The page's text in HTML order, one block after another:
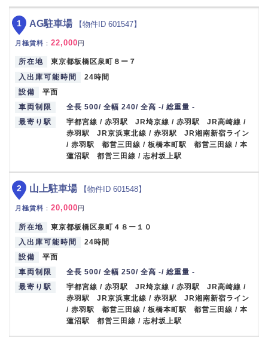
AG駐車場 【物件ID 601547】
月極賃料 ： 22,000円
所在地
東京都板橋区泉町８ー７
入出庫可能時間
24時間
設備
平面
車両制限
全長 500/ 全幅 240/ 全高 -/ 総重量 -
最寄り駅
宇都宮線 / 赤羽駅 JR埼京線 / 赤羽駅 JR高崎線 /
赤羽駅 JR京浜東北線 / 赤羽駅 JR湘南新宿ライン
/ 赤羽駅 都営三田線 / 板橋本町駅 都営三田線 / 本
蓮沼駅 都営三田線 / 志村坂上駅
1
山上駐車場 【物件ID 601548】
月極賃料 ： 20,000 円
所在地
東京都板橋区泉町４８ー１０
入出庫可能時間
24時間
設備
平面
車両制限
全長 500/ 全幅 250/ 全高 -/ 総重量 -
最寄り駅
宇都宮線 / 赤羽駅 JR埼京線 / 赤羽駅 JR高崎線 /
赤羽駅 JR京浜東北線 / 赤羽駅 JR湘南新宿ライン
/ 赤羽駅 都営三田線 / 板橋本町駅 都営三田線 / 本
蓮沼駅 都営三田線 / 志村坂上駅
2